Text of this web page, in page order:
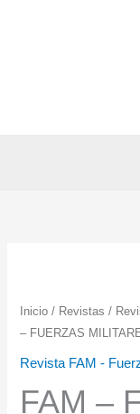
Inicio / Revistas /
– FUERZAS
Revista FAM -
FAM –